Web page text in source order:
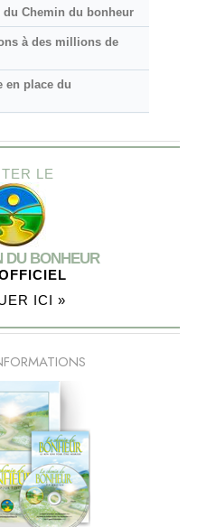
du Chemin du bonheur
à des millions de
en place du
LE
DU BONHEUR
ICI »